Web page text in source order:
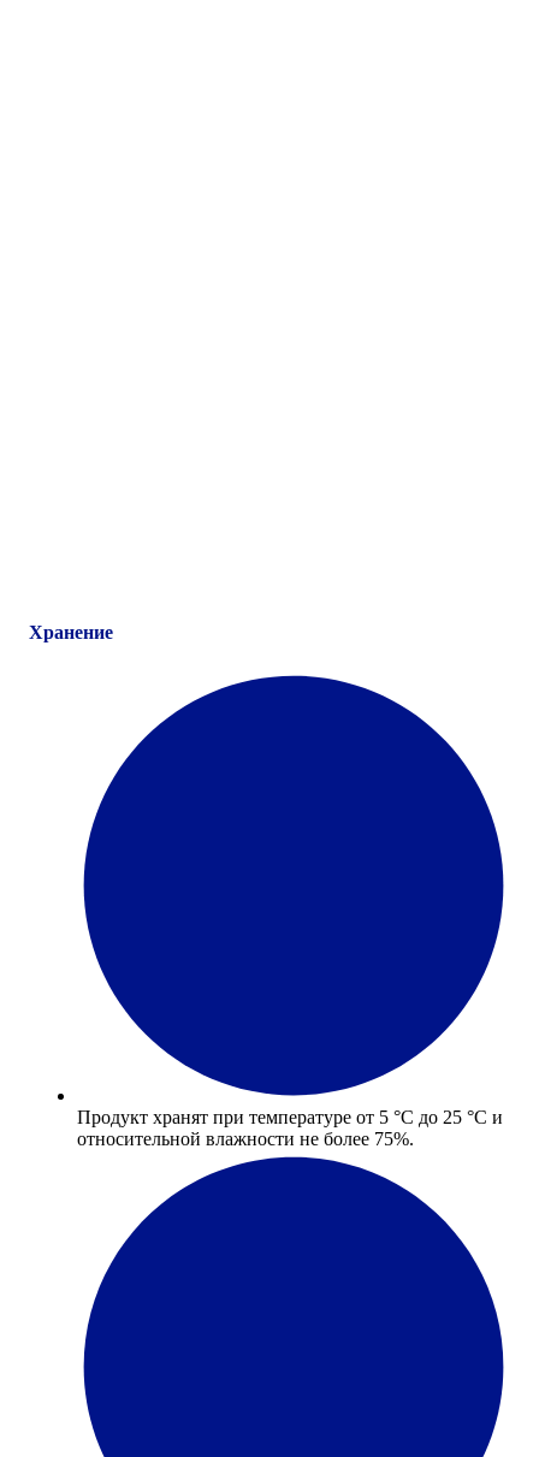
Хранение
Продукт хранят при температуре от 5 °С до 25 °С и
относительной влажности не более 75%.